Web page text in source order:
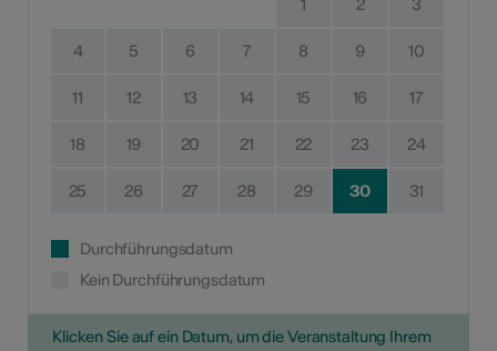
1 2 3
4 5 6 7 8 9 10
11 12 13 14 15 16 17
18 19 20 21 22 23 24
25 26 27 28 29 30 31
Durchführungsdatum
Kein Durchführungsdatum
Klicken Sie auf ein Datum, um die Veranstaltung Ihrem